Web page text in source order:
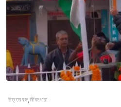
উত্তরবঙ্গ,জীবনধারা